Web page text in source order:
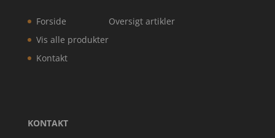
Forside
Vis alle produkter
Kontakt
Oversigt artikler
KONTAKT